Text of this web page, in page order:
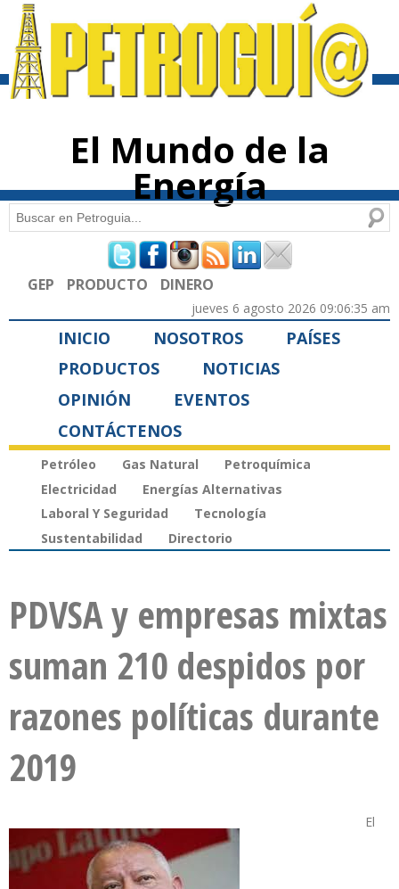
contenido
El Mundo de la
Energía
Formulario de búsqueda
Buscar
GEP PRODUCTO DINERO
jueves 6 agosto 2026 09:06:35 am
INICIO NOSOTROS
PAÍSES
PRODUCTOS
NOTICIAS
OPINIÓN
EVENTOS
CONTÁCTENOS
Petróleo Gas Natural
Petroquímica
Electricidad
Energías Alternativas
Laboral Y Seguridad
Tecnología
Sustentabilidad
Directorio
PDVSA y empresas mixtas
suman 210 despidos por
razones políticas durante
2019
El